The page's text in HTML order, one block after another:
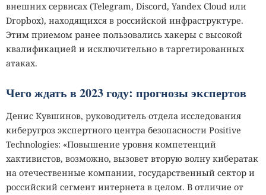
внешних сервисах (Telegram, Discord, Yandex Cloud или
Dropbox), находящихся в российской инфраструктуре.
Этим приемом ранее пользовались хакеры с высокой
квалификацией и исключительно в таргетированных
атаках.
Чего ждать в 2023 году: прогнозы экспертов
Денис Кувшинов, руководитель отдела исследования
киберугроз экспертного центра безопасности Positive
Technologies: «Повышение уровня компетенций
хактивистов, возможно, вызовет вторую волну кибератак
на отечественные компании, государственный сектор и
российский сегмент интернета в целом. В отличие от